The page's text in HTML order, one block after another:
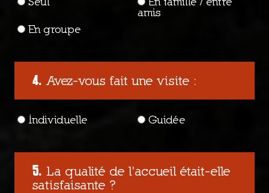
amis
En groupe
Avez-vous fait une visite :
Individuelle Guidée
La qualité de l'accueil était-elle
satisfaisante ?